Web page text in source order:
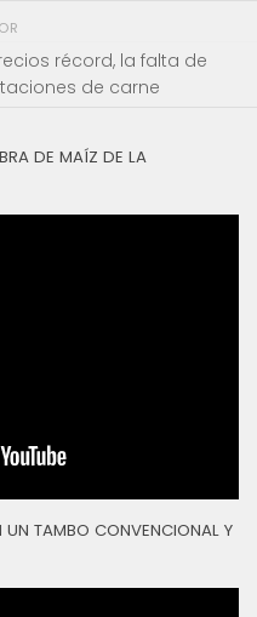
récord, la falta de
de carne
DE MAÍZ DE LA
UN TAMBO CONVENCIONAL Y